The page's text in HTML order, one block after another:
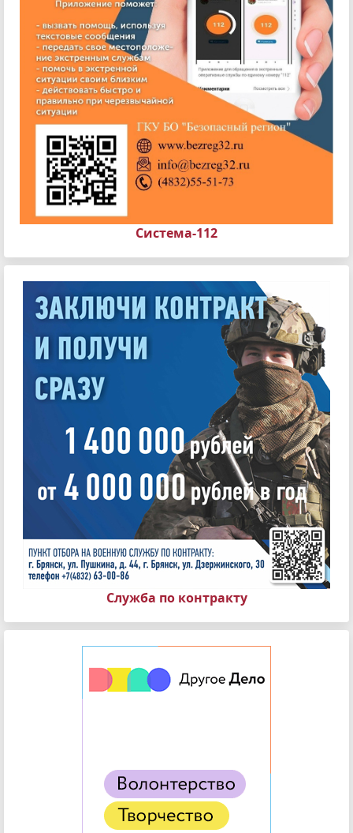
Система-112
Служба по контракту